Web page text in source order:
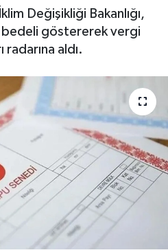
Değişikliği Bakanlığı,
bedeli göstererek vergi
radarına aldı.